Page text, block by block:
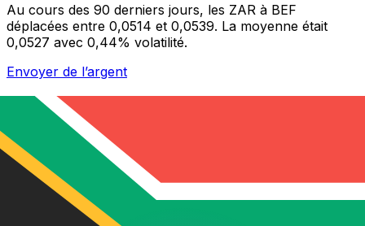
Au cours des 90 derniers jours, les ZAR à BEF
déplacées entre 0,0514 et 0,0539. La moyenne était
0,0527 avec 0,44% volatilité.
Envoyer de l’argent
Gérez votre argent et vos devises lorsque vous
êtes en déplacement
L'application Xe réunit toutes les fonctionnalités
nécessaires pour vos transferts d'argent internationaux
et la gestion de vos devises. Convertissez des devises,
programmez des alertes de taux et transférez de
l'argent à l'étranger sans frais cachés. Téléchargez